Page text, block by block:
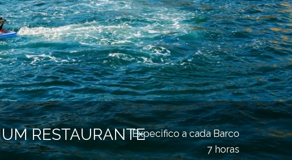
RESTAURANTEExpecifico a cada Barco
7 horas